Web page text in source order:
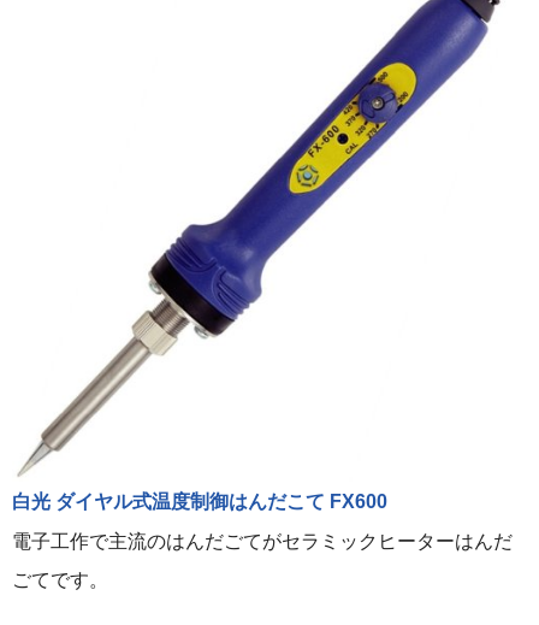
白光 ダイヤル式温度制御はんだこて FX600
電子工作で主流のはんだごてがセラミックヒーターはんだ
ごてです。